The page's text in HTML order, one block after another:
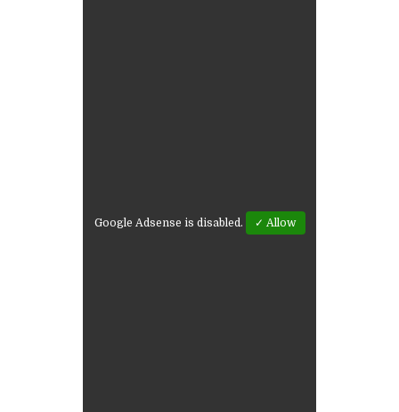
Google Adsense is disabled. ✓ Allow